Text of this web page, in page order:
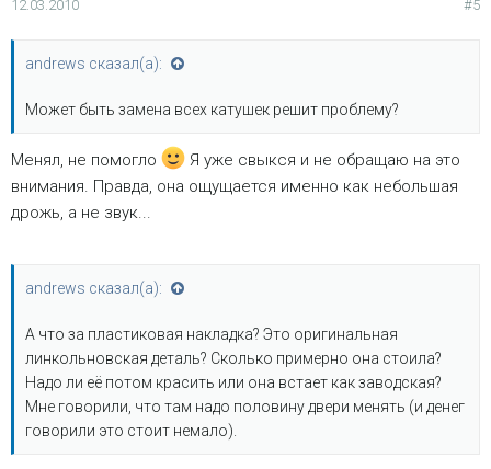
12.03.2010 #5
andrews сказал(а):
Может быть замена всех катушек решит проблему?
Менял, не помогло
Я уже свыкся и не обращаю на это
внимания. Правда, она ощущается именно как небольшая
дрожь, а не звук...
andrews сказал(а):
А что за пластиковая накладка? Это оригинальная
линкольновская деталь? Сколько примерно она стоила?
Надо ли её потом красить или она встает как заводская?
Мне говорили, что там надо половину двери менять (и денег
говорили это стоит немало).